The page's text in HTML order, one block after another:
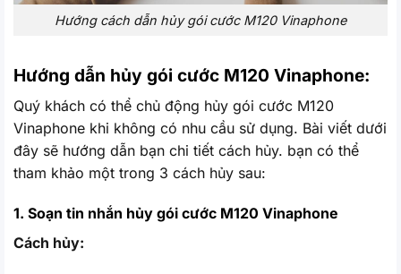
Hướng cách dẫn hủy gói cước M120 Vinaphone
Hướng dẫn hủy gói cước M120 Vinaphone:
Quý khách có thể chủ động hủy gói cước M120
Vinaphone khi không có nhu cầu sử dụng. Bài viết dưới
đây sẽ hướng dẫn bạn chi tiết cách hủy. bạn có thể
tham khảo một trong 3 cách hủy sau:
1. Soạn tin nhắn hủy gói cước M120 Vinaphone
Cách hủy: